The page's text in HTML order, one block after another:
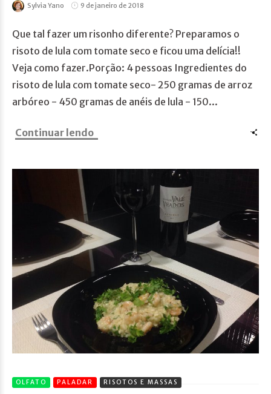
Sylvia Yano 9 de janeiro de 2018
Que tal fazer um risonho diferente? Preparamos o
risoto de lula com tomate seco e ficou uma delícia!!
Veja como fazer.Porção: 4 pessoas Ingredientes do
risoto de lula com tomate seco- 250 gramas de arroz
arbóreo - 450 gramas de anéis de lula - 150...
Continuar lendo
OLFATO PALADAR RISOTOS E MASSAS